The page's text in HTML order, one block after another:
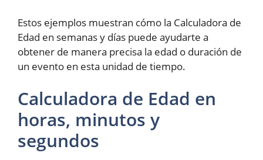
Estos ejemplos muestran cómo la Calculadora de
Edad en semanas y días puede ayudarte a
obtener de manera precisa la edad o duración de
un evento en esta unidad de tiempo.
Calculadora de Edad en
horas, minutos y
segundos